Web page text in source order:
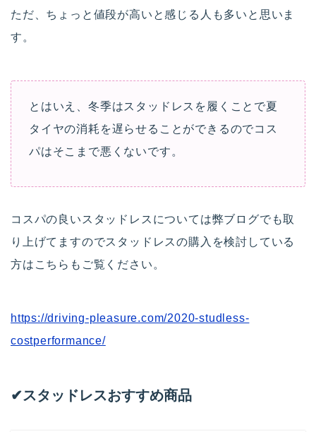
ただ、ちょっと値段が高いと感じる人も多いと思いま
す。
とはいえ、冬季はスタッドレスを履くことで夏
タイヤの消耗を遅らせることができるのでコス
パはそこまで悪くないです。
コスパの良いスタッドレスについては弊ブログでも取
り上げてますのでスタッドレスの購入を検討している
方はこちらもご覧ください。
https://driving-pleasure.com/2020-studless-
costperformance/
✔︎スタッドレスおすすめ商品